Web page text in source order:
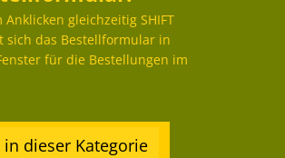
Anklicken gleichzeitig SHIFT
sich das Bestellformular in
für die Bestellungen im
dieser Kategorie